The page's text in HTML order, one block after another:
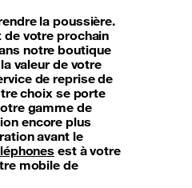
la poussière.
de votre prochain
notre boutique
valeur de votre
de reprise de
choix se porte
gamme de
encore plus
avant le
est à votre
mobile de